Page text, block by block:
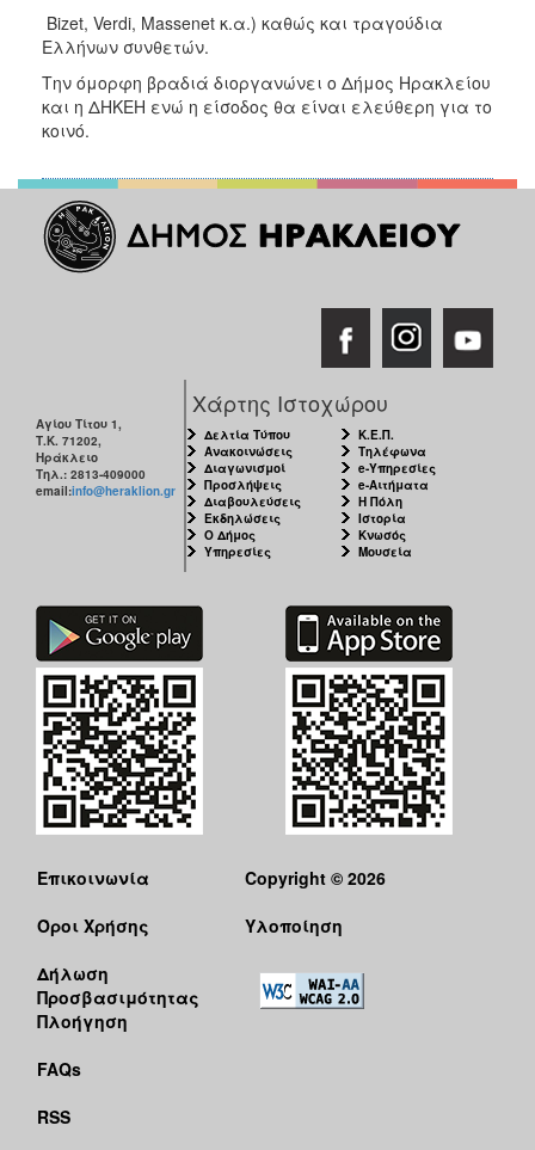
ΠΟΛΙΤΙΣΜΟΣ
ΑΝΘΕΚΤΙΚΗ
ΠΟΛΗ
Bizet, Verdi, Massenet κ.α.) καθώς και τραγούδια
Ελλήνων συνθετών.
Την όμορφη βραδιά διοργανώνει ο Δήμος Ηρακλείου
και η ΔΗΚΕΗ ενώ η είσοδος θα είναι ελεύθερη για το
κοινό.
Αγίου Τίτου 1,
Τ.Κ. 71202,
Ηράκλειο
Τηλ.: 2813-409000
email:info@heraklion.gr
Χάρτης Ιστοχώρου
Δελτία Τύπου
Ανακοινώσεις
Διαγωνισμοί
Προσλήψεις
Διαβουλεύσεις
Εκδηλώσεις
Ο Δήμος
Υπηρεσίες
Κ.Ε.Π.
Τηλέφωνα
e-Υπηρεσίες
e-Αιτήματα
Η Πόλη
Ιστορία
Κνωσός
Μουσεία
Επικοινωνία
Όροι Χρήσης
Δήλωση
Προσβασιμότητας
Πλοήγηση
FAQs
RSS
Copyright © 2026
Υλοποίηση